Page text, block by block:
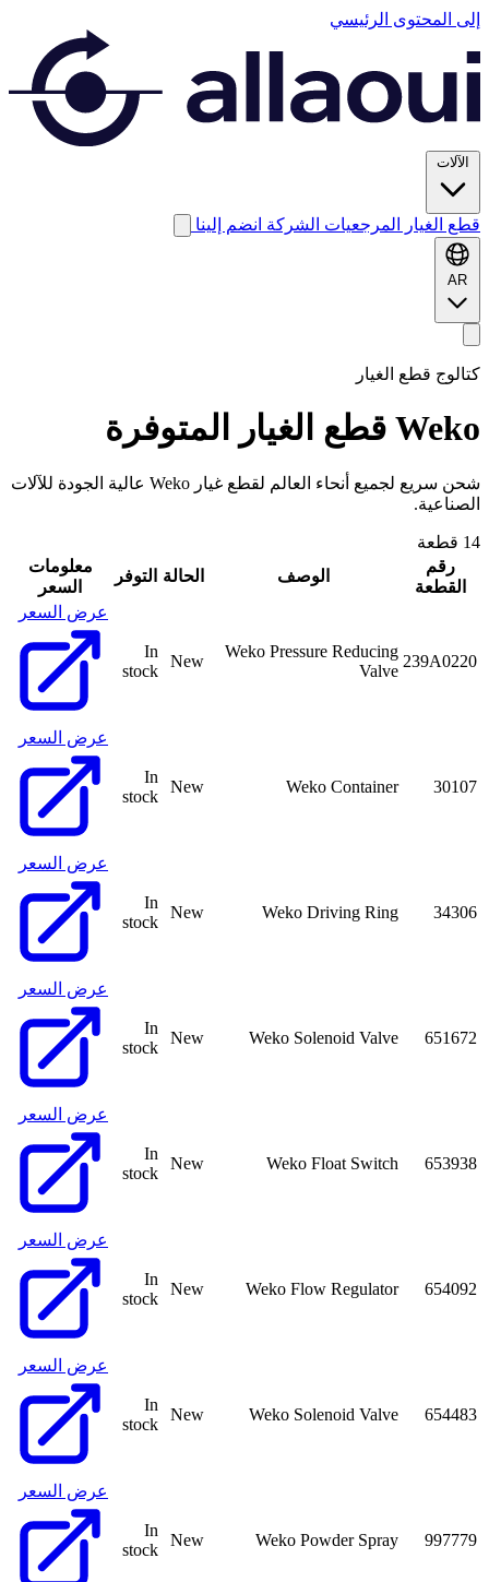
إلى المحتوى الرئيسي
الآلات
قطع الغيار المرجعيات الشركة انضم إلينا
AR
كتالوج قطع الغيار
Weko قطع الغيار المتوفرة
شحن سريع لجميع أنحاء العالم لقطع غيار Weko عالية الجودة للآلات
الصناعية.
14 قطعة
رقم
القطعة
الوصف الحالة التوفر
معلومات
السعر
239A0220
Weko Pressure Reducing
Valve
New
In
stock
عرض السعر
30107
Weko Container
New
In
stock
عرض السعر
34306
Weko Driving Ring
New
In
stock
عرض السعر
651672
Weko Solenoid Valve
New
In
stock
عرض السعر
653938
Weko Float Switch
New
In
stock
عرض السعر
654092
Weko Flow Regulator
New
In
stock
عرض السعر
654483
Weko Solenoid Valve
New
In
stock
عرض السعر
997779
Weko Powder Spray
New
In
stock
عرض السعر